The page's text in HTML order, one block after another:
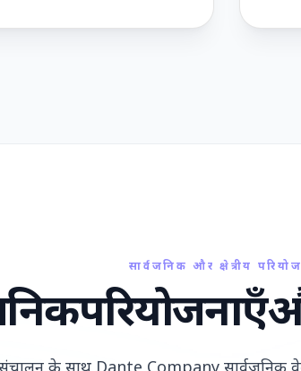
सार्वजनिक और क्षेत्रीय
परियोजनाएँ
के साथ Dante Company सार्वजनिक